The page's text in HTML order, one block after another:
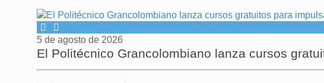
5 de agosto de 2026
El Politécnico Grancolombiano lanza cursos